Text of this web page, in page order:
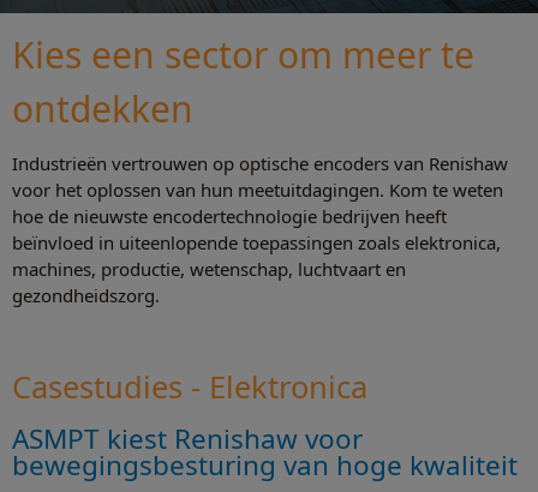
Kies een sector om meer te
ontdekken
Industrieën vertrouwen op optische encoders van Renishaw
voor het oplossen van hun meetuitdagingen. Kom te weten
hoe de nieuwste encodertechnologie bedrijven heeft
beïnvloed in uiteenlopende toepassingen zoals elektronica,
machines, productie, wetenschap, luchtvaart en
gezondheidszorg.
Casestudies - Elektronica
ASMPT kiest Renishaw voor
bewegingsbesturing van hoge kwaliteit